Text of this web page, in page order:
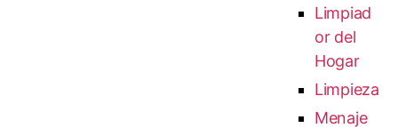
Limpiad
or del
Hogar
Limpieza
Menaje